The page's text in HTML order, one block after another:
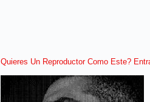
Quieres Un Reproductor Como Este?